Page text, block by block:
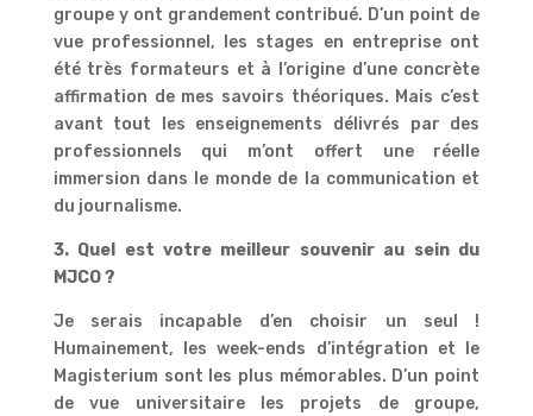
groupe y ont grandement contribué. D’un point de
vue professionnel, les stages en entreprise ont
été très formateurs et à l’origine d’une concrète
affirmation de mes savoirs théoriques. Mais c’est
avant tout les enseignements délivrés par des
professionnels qui m’ont offert une réelle
immersion dans le monde de la communication et
du journalisme.
3. Quel est votre meilleur souvenir au sein du
MJCO ?
Je serais incapable d’en choisir un seul !
Humainement, les week-ends d’intégration et le
Magisterium sont les plus mémorables. D’un point
de vue universitaire les projets de groupe,